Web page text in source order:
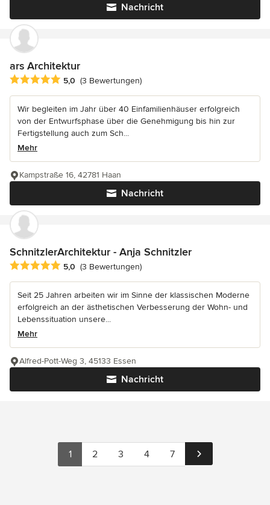
Nachricht
ars Architektur
Durchschnittliche Bewertung: 5 von 5 Sternen
5,0 (3 Bewertungen)
Wir begleiten im Jahr über 40 Einfamilienhäuser erfolgreich
von der Entwurfsphase über die Genehmigung bis hin zur
Fertigstellung auch zum Sch...
Mehr
Nachricht
Kampstraße 16, 42781 Haan
SchnitzlerArchitektur - Anja Schnitzler
Durchschnittliche Bewertung: 5 von 5 Sternen
5,0 (3 Bewertungen)
Seit 25 Jahren arbeiten wir im Sinne der klassischen Moderne
erfolgreich an der ästhetischen Verbesserung der Wohn- und
Lebenssituation unsere...
Mehr
Nachricht
Alfred-Pott-Weg 3, 45133 Essen
1 2 3 4 7